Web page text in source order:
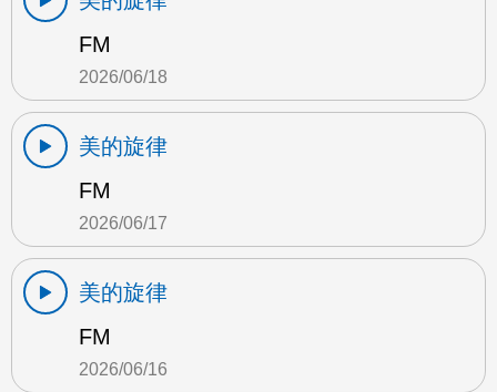
FM
2026/06/18
美的旋律
FM
2026/06/17
美的旋律
FM
2026/06/16